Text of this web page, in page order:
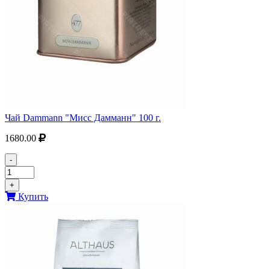
Чай Dammann "Мисс Дамманн" 100 г.
1680.00
-
+
Купить